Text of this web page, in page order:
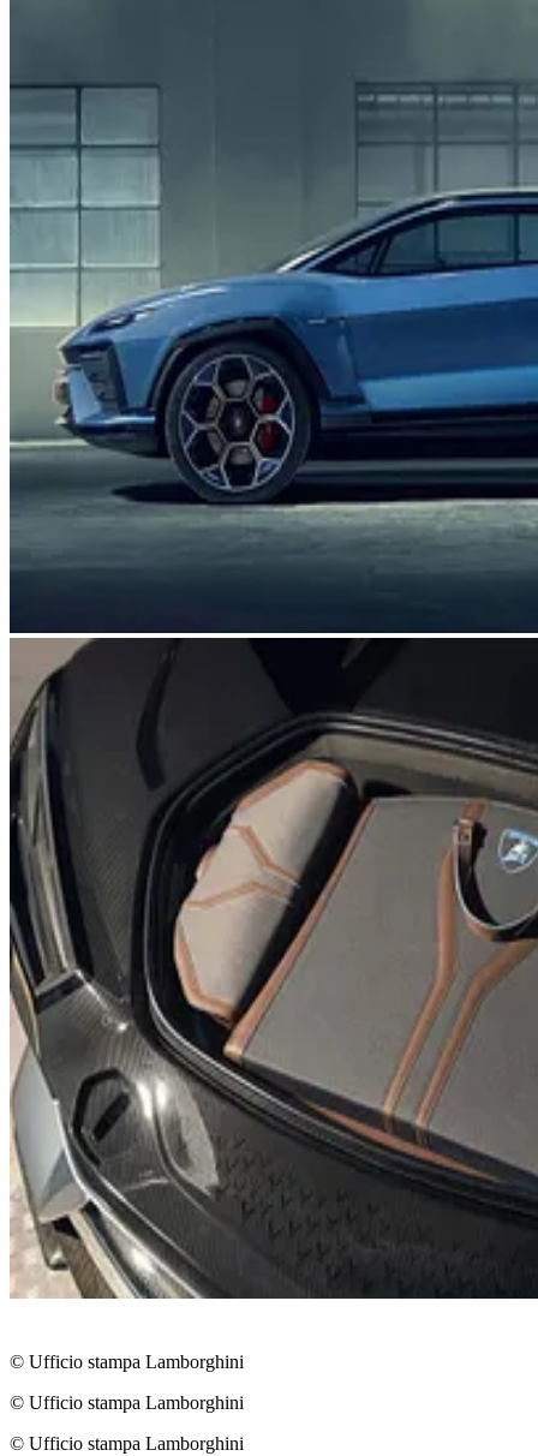
© Ufficio stampa Lamborghini
© Ufficio stampa Lamborghini
© Ufficio stampa Lamborghini